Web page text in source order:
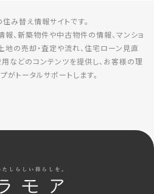
住み替え情報サイトです。
、新築物件や中古物件の情報、マンショ
地の売却・査定や流れ、住宅ローン見直
などのコンテンツを提供し、お客様の理
トータルサポートします。